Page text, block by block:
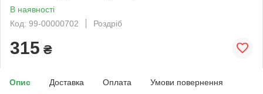
В наявності
Код: 99-00000702
Роздріб
315 ₴
Опис Доставка Оплата Умови повернення